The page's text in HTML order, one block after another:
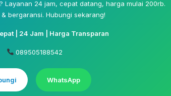
Layanan 24 jam, cepat datang, harga mulai 200rb.
bergaransi. Hubungi sekarang!
| 24 Jam | Harga Transparan
089505188542
WhatsApp